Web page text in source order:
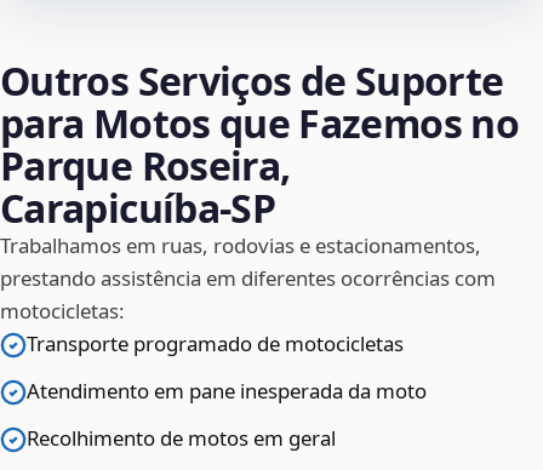
Outros Serviços de Suporte
para Motos que Fazemos no
Parque Roseira,
Carapicuíba‑SP
Trabalhamos em ruas, rodovias e estacionamentos,
prestando assistência em diferentes ocorrências com
motocicletas:
Transporte programado de motocicletas
Atendimento em pane inesperada da moto
Recolhimento de motos em geral